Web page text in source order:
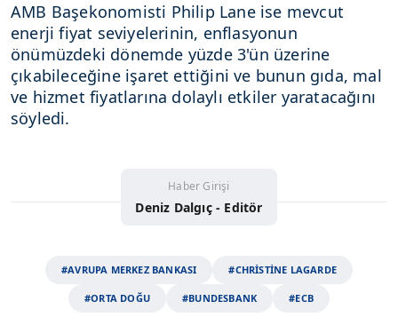
AMB Başekonomisti Philip Lane ise mevcut
enerji fiyat seviyelerinin, enflasyonun
önümüzdeki dönemde yüzde 3'ün üzerine
çıkabileceğine işaret ettiğini ve bunun gıda, mal
ve hizmet fiyatlarına dolaylı etkiler yaratacağını
söyledi.
Haber Girişi
Deniz Dalgıç - Editör
#AVRUPA MERKEZ BANKASI #CHRİSTİNE LAGARDE
#ORTA DOĞU #BUNDESBANK #ECB